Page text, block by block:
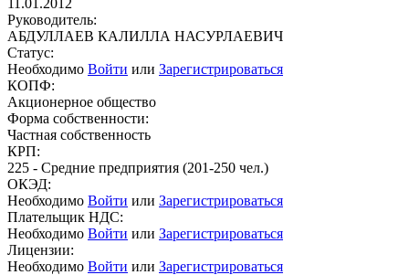
11.01.2012
Руководитель:
АБДУЛЛАЕВ КАЛИЛЛА НАСУРЛАЕВИЧ
Статус:
Необходимо Войти или Зарегистрироваться
КОПФ:
Акционерное общество
Форма собственности:
Частная собственность
КРП:
225 - Средние предприятия (201-250 чел.)
ОКЭД:
Необходимо Войти или Зарегистрироваться
Плательщик НДС:
Необходимо Войти или Зарегистрироваться
Лицензии:
Необходимо Войти или Зарегистрироваться